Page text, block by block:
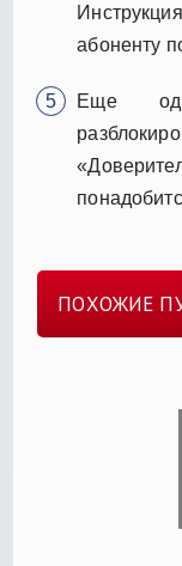
абоненту
Еще
ПОХОЖИЕ